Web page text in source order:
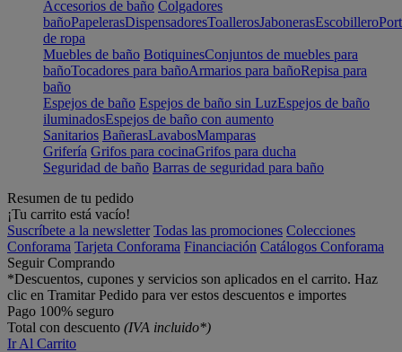
Accesorios de baño Colgadores
bañoPapelerasDispensadoresToallerosJabonerasEscobillero
de ropa
Muebles de baño BotiquinesConjuntos de muebles para
bañoTocadores para bañoArmarios para bañoRepisa para
baño
Espejos de baño Espejos de baño sin LuzEspejos de baño
iluminadosEspejos de baño con aumento
Sanitarios BañerasLavabosMamparas
Grifería Grifos para cocinaGrifos para ducha
Seguridad de baño Barras de seguridad para baño
Resumen de tu pedido
¡Tu carrito está vacío!
Suscríbete a la newsletter Todas las promociones Colecciones
Conforama Tarjeta Conforama Financiación Catálogos Conforama
Seguir Comprando
*Descuentos, cupones y servicios son aplicados en el carrito. Haz
clic en Tramitar Pedido para ver estos descuentos e importes
Pago 100% seguro
Total con descuento (IVA incluido*)
Ir Al Carrito